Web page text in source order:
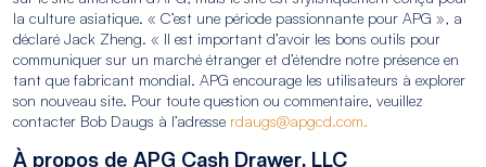
la culture asiatique. « C’est une période passionnante pour APG », a
déclaré Jack Zheng. « Il est important d’avoir les bons outils pour
communiquer sur un marché étranger et d’étendre notre présence en
tant que fabricant mondial. APG encourage les utilisateurs à explorer
son nouveau site. Pour toute question ou commentaire, veuillez
contacter Bob Daugs à l’adresse rdaugs@apgcd.com.
À propos de APG Cash Drawer, LLC